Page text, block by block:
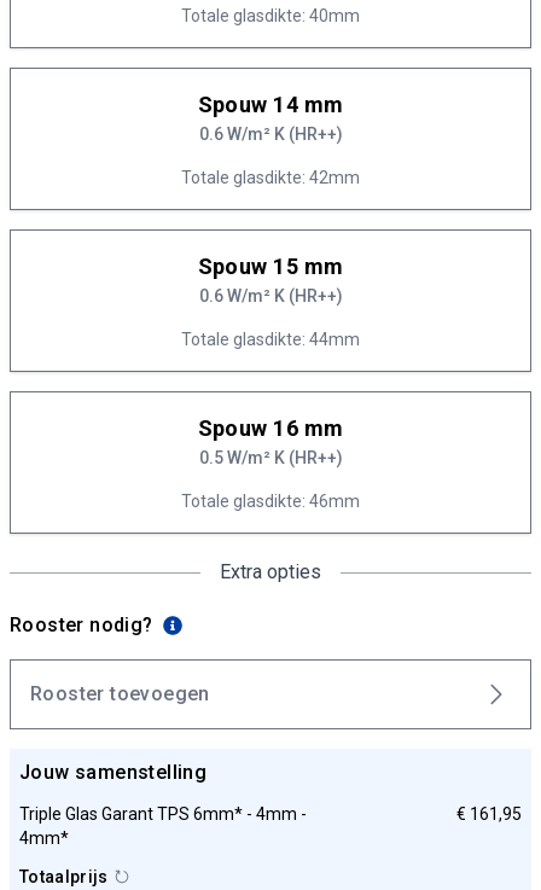
Totale glasdikte: 40mm
Spouw 14 mm
0.6 W/m² K (HR++)
Totale glasdikte: 42mm
Spouw 15 mm
0.6 W/m² K (HR++)
Totale glasdikte: 44mm
Spouw 16 mm
0.5 W/m² K (HR++)
Totale glasdikte: 46mm
Extra opties
Rooster nodig?
Rooster toevoegen
Jouw samenstelling
Triple Glas Garant TPS 6mm* - 4mm -
4mm*
€ 161,95
Totaalprijs